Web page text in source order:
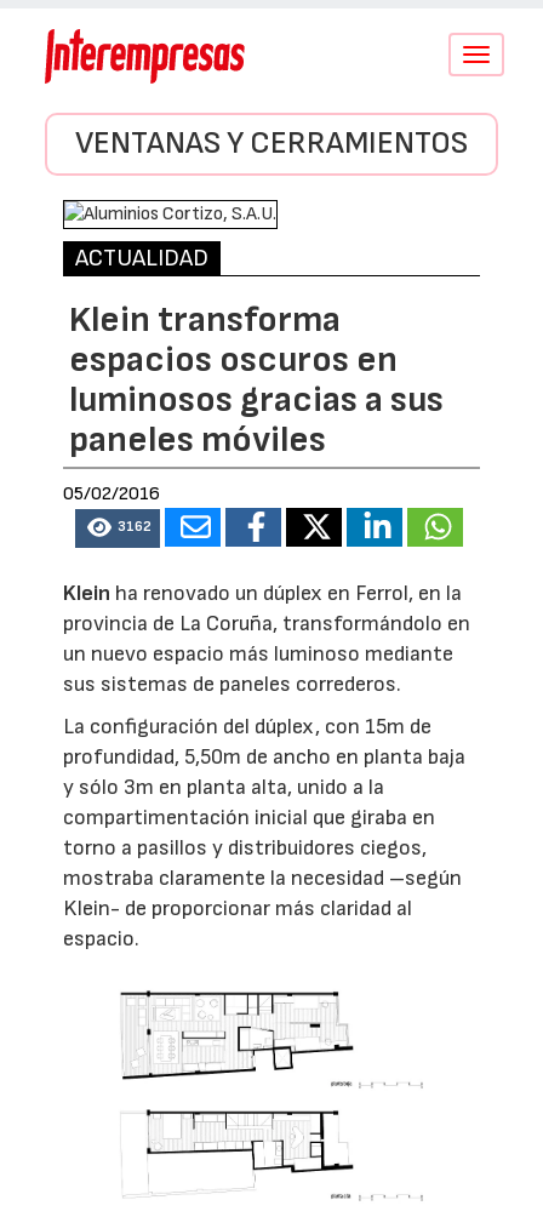
Conmutar
VENTANAS Y CERRAMIENTOS
ACTUALIDAD
Klein transforma
espacios oscuros en
luminosos gracias a sus
paneles móviles
05/02/2016
3162
Klein ha renovado un dúplex en Ferrol, en la
provincia de La Coruña, transformándolo en
un nuevo espacio más luminoso mediante
sus sistemas de paneles correderos.
La configuración del dúplex, con 15m de
profundidad, 5,50m de ancho en planta baja
y sólo 3m en planta alta, unido a la
compartimentación inicial que giraba en
torno a pasillos y distribuidores ciegos,
mostraba claramente la necesidad –según
Klein- de proporcionar más claridad al
espacio.